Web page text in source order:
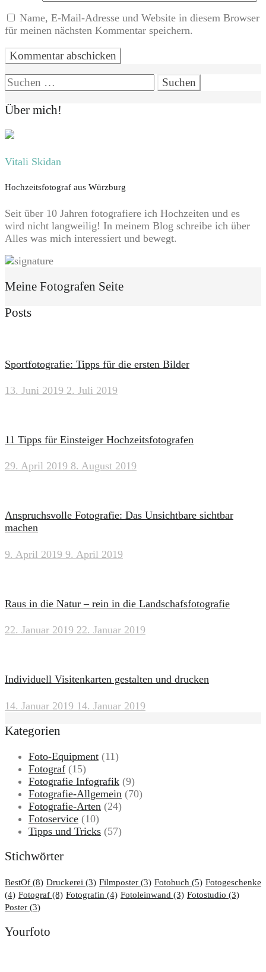
Name, E-Mail-Adresse und Website in diesem Browser
für meinen nächsten Kommentar speichern.
Suchen
nach:
Über mich!
Vitali Skidan
Hochzeitsfotograf aus Würzburg
Seit über 10 Jahren fotografiere ich Hochzeiten und es
wird nicht langweilig! In meinem Blog schreibe ich über
Alles was mich interessiert und bewegt.
Meine Fotografen Seite
Posts
Sportfotografie: Tipps für die ersten Bilder
13. Juni 2019 2. Juli 2019
11 Tipps für Einsteiger Hochzeitsfotografen
29. April 2019 8. August 2019
Anspruchsvolle Fotografie: Das Unsichtbare sichtbar
machen
9. April 2019 9. April 2019
Raus in die Natur – rein in die Landschafsfotografie
22. Januar 2019 22. Januar 2019
Individuell Visitenkarten gestalten und drucken
14. Januar 2019 14. Januar 2019
Kategorien
Foto-Equipment (11)
Fotograf (15)
Fotografie Infografik (9)
Fotografie-Allgemein (70)
Fotografie-Arten (24)
Fotoservice (10)
Tipps und Tricks (57)
Stichwörter
BestOf (8) Druckerei (3) Filmposter (3) Fotobuch (5) Fotogeschenke
(4) Fotograf (8) Fotografin (4) Fotoleinwand (3) Fotostudio (3)
Poster (3)
Yourfoto